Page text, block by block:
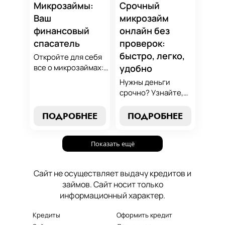
который
поддержит вашу
финансовую
стабильность.
Микрозаймы:
Ваш
финансовый
спасатель
Откройте для себя
все о микрозаймах:
погашения. Наше
вашим надежным
помощником в мире
ПОДРОБНЕЕ
Срочный
микрозайм
онлайн без
проверок:
быстро, легко,
удобно
Нужны деньги
срочно? Узнайте,
срочный
без проверок и
длительного
проблем здесь и
сейчас.
ПОДРОБНЕЕ
Показать ещё
Сайт не осуществляет выдачу кредитов и
займов. Сайт носит только
информационный характер.
Кредиты
Оформить кредит